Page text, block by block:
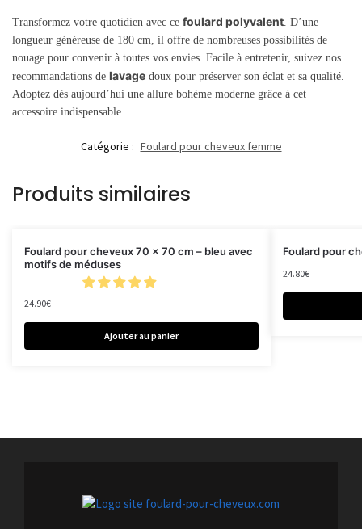
Transformez votre quotidien avec ce foulard polyvalent . D’une
longueur généreuse de 180 cm, il offre de nombreuses possibilités de
nouage pour convenir à toutes vos envies. Facile à entretenir, suivez nos
recommandations de lavage doux pour préserver son éclat et sa qualité.
Adoptez dès aujourd’hui une allure bohème moderne grâce à cet
accessoire indispensable.
Catégorie : Foulard pour cheveux femme
Produits similaires
Foulard pour cheveux 70 x 70 cm – bleu avec
motifs de méduses
24.90€
Ajouter au panier
Foulard pour
24.80€